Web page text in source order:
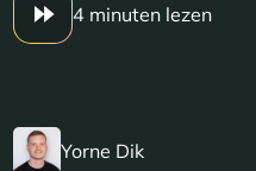
4 minuten lezen
Yorne Dik